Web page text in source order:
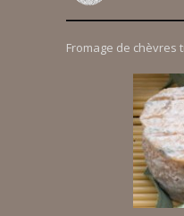
Fromage de chèvres